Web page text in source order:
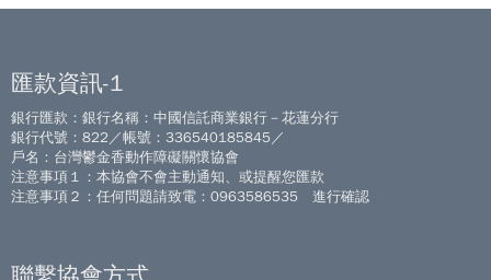
匯款資訊-1
銀行匯款：銀行名稱：中國信託商業銀行－花蓮分行
銀行代號：822／帳號：336540185845／
戶名：台灣鬱金香動作障礙關懷協會
注意事項１：本協會不會主動通知、或提醒您匯款
注意事項２：任何問題請致電：0963586535 進行確認